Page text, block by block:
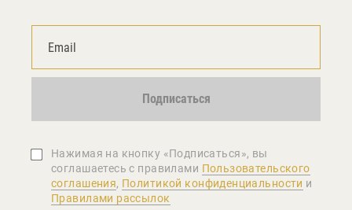
Подписаться
Нажимая на кнопку «Подписаться», вы
соглашаетеcь с правилами Пользовательского
соглашения, Политикой конфиденциальности и
Правилами рассылок